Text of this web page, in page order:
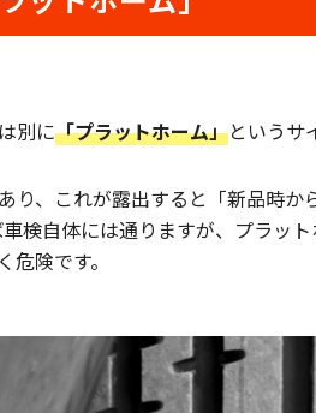
別に「プラットホーム」というサ
り、これが露出すると「新品時
検自体には通りますが、プラッ
険です。